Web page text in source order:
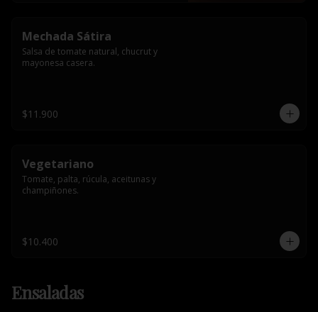
Mechada Sátira
Salsa de tomate natural, chucrut y
mayonesa casera.
$11.900
Vegetariano
Tomate, palta, rúcula, aceitunas y
champiñones.
$10.400
Ensaladas